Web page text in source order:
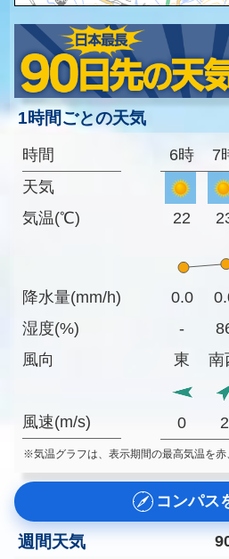
1時間ごとの天気
時間
天気
気温(℃)
降水量(mm/h)
湿度(%)
風向
風速(m/s)
6時 7
22
0.0
-
東
南
0 2
※気温グラフは、表示期間の最高気温を赤
コンパス
週間天気